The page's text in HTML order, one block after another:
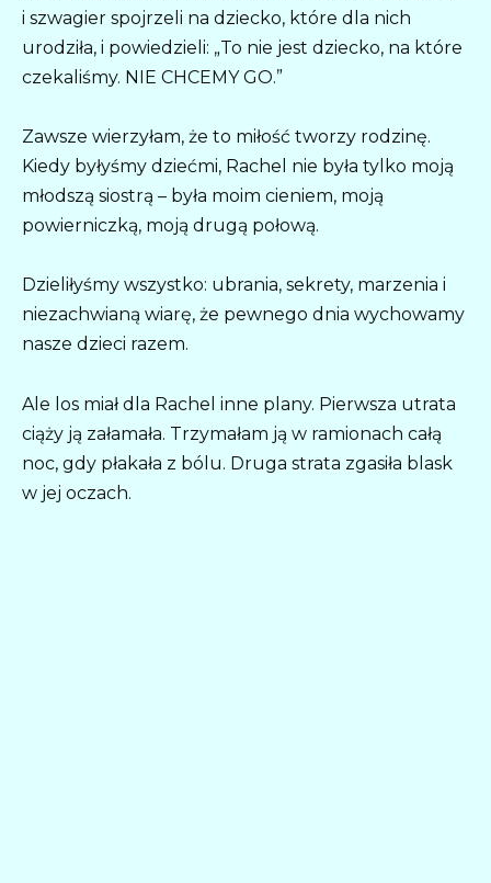
i szwagier spojrzeli na dziecko, które dla nich
urodziła, i powiedzieli: „To nie jest dziecko, na które
czekaliśmy. NIE CHCEMY GO.”
Zawsze wierzyłam, że to miłość tworzy rodzinę.
Kiedy byłyśmy dziećmi, Rachel nie była tylko moją
młodszą siostrą – była moim cieniem, moją
powierniczką, moją drugą połową.
Dzieliłyśmy wszystko: ubrania, sekrety, marzenia i
niezachwianą wiarę, że pewnego dnia wychowamy
nasze dzieci razem.
Ale los miał dla Rachel inne plany. Pierwsza utrata
ciąży ją załamała. Trzymałam ją w ramionach całą
noc, gdy płakała z bólu. Druga strata zgasiła blask
w jej oczach.